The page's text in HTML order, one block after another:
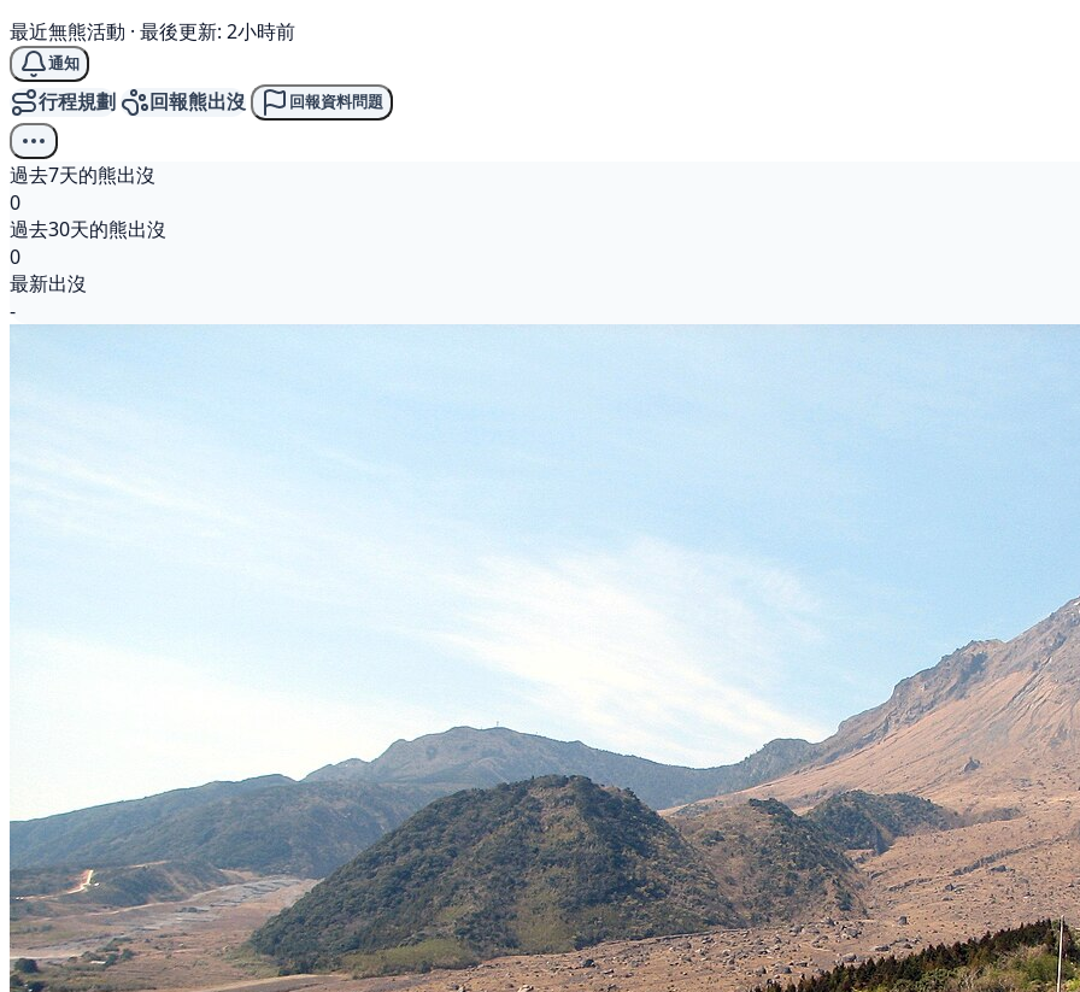
最近無熊活動 · 最後更新: 2小時前
通知
行程規劃 回報熊出沒 回報資料問題
過去7天的熊出沒
0
過去30天的熊出沒
0
最新出沒
-